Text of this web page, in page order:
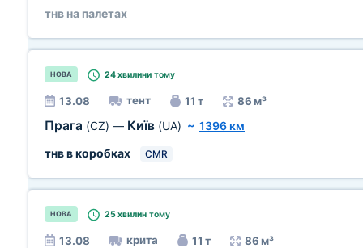
тнв на палетах
НОВА 24 хвилини тому
13.08 тент 11 т 86 м³
Прага (CZ) — Київ (UA) ~ 1396 км
тнв в коробках
CMR
НОВА 25 хвилин тому
13.08 крита 11 т 86 м³